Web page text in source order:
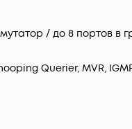
/ до 8 портов в
Querier, MVR,